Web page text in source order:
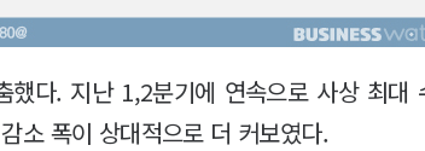
했다. 지난 1,2분기에 연속으로 사상 최대
소 폭이 상대적으로 더 커보였다.